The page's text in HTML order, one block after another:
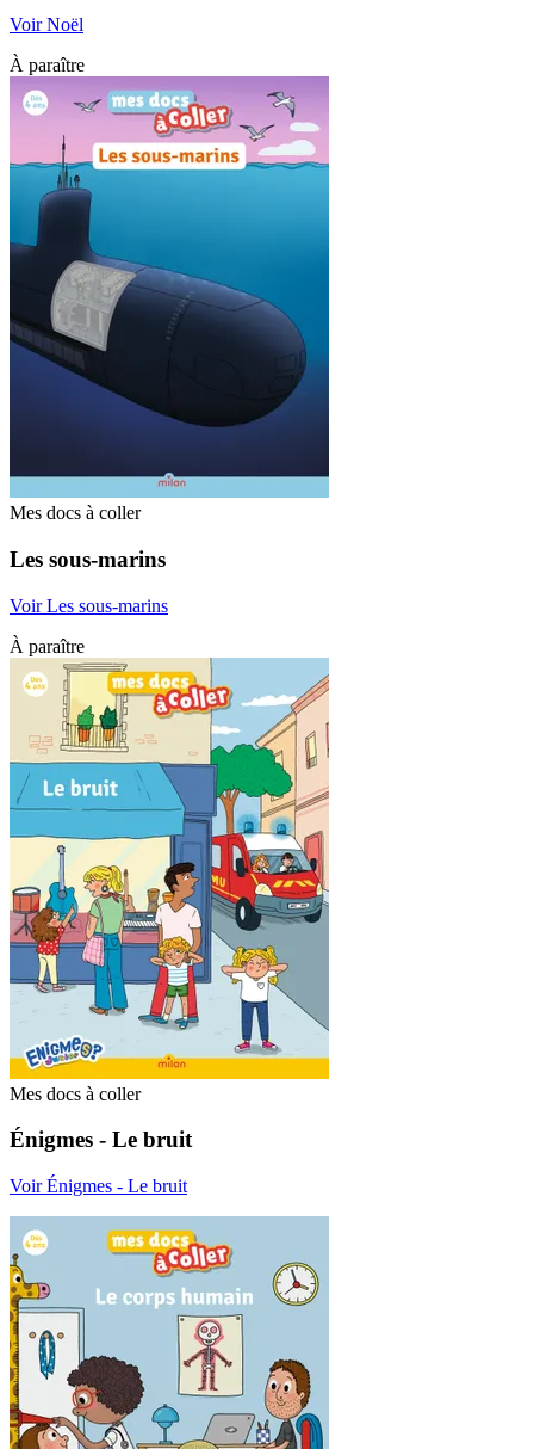
Voir Noël
À paraître
Mes docs à coller
Les sous-marins
Voir Les sous-marins
À paraître
Mes docs à coller
Énigmes - Le bruit
Voir Énigmes - Le bruit